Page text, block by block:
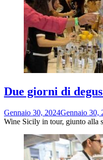
Due giorni di
Gennaio 30, 2024Gennaio 30,
Wine Sicily in tour, giunto alla